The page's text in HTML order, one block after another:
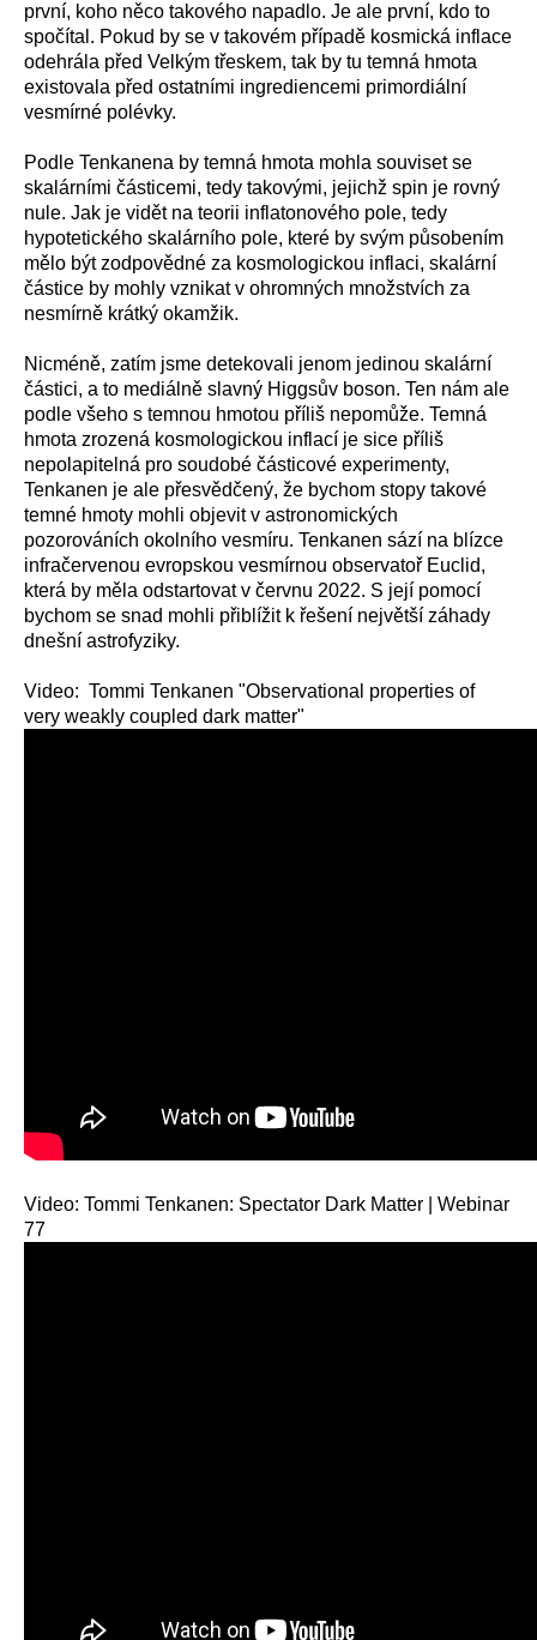
první, koho něco takového napadlo. Je ale první, kdo to
spočítal. Pokud by se v takovém případě kosmická inflace
odehrála před Velkým třeskem, tak by tu temná hmota
existovala před ostatními ingrediencemi primordiální
vesmírné polévky.
Podle Tenkanena by temná hmota mohla souviset se
skalárními částicemi, tedy takovými, jejichž spin je rovný
nule. Jak je vidět na teorii inflatonového pole, tedy
hypotetického skalárního pole, které by svým působením
mělo být zodpovědné za kosmologickou inflaci, skalární
částice by mohly vznikat v ohromných množstvích za
nesmírně krátký okamžik.
Nicméně, zatím jsme detekovali jenom jedinou skalární
částici, a to mediálně slavný Higgsův boson. Ten nám ale
podle všeho s temnou hmotou příliš nepomůže. Temná
hmota zrozená kosmologickou inflací je sice příliš
nepolapitelná pro soudobé částicové experimenty,
Tenkanen je ale přesvědčený, že bychom stopy takové
temné hmoty mohli objevit v astronomických
pozorováních okolního vesmíru. Tenkanen sází na blízce
infračervenou evropskou vesmírnou observatoř Euclid,
která by měla odstartovat v červnu 2022. S její pomocí
bychom se snad mohli přiblížit k řešení největší záhady
dnešní astrofyziky.
Video: Tommi Tenkanen "Observational properties of
very weakly coupled dark matter"
Video: Tommi Tenkanen: Spectator Dark Matter | Webinar
77